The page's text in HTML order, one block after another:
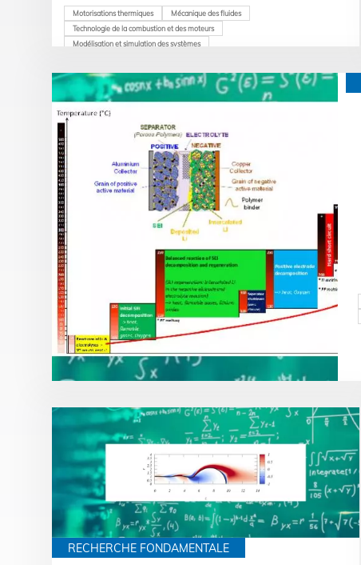
Motorisations thermiques
Mécanique des fluides
Technologie de la combustion et des moteurs
Modélisation et simulation des systèmes
RECHERCHE FONDAMENTALE